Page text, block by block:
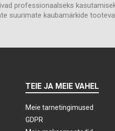
professionaalseks
suurimate kaubamärkide
TEIE JA MEIE VAHEL
Meie tarnetingimused
GDPR